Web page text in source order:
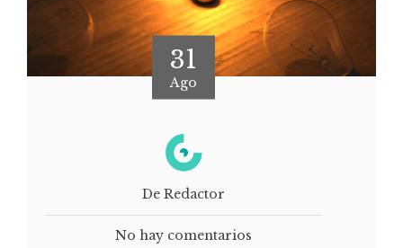
31
Ago
De Redactor
No hay comentarios